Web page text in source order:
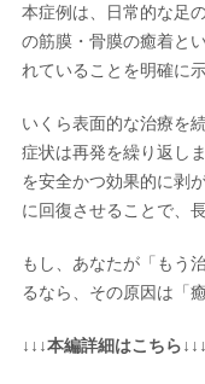
本症例は、日常的な足
の筋膜・骨膜の癒着と
れていることを明確に
いくら表面的な治療を
症状は再発を繰り返し
を安全かつ効果的に剥
に回復させることで、
もし、あなたが「もう
るなら、その原因は「
↓↓↓本編詳細はこちら↓↓↓